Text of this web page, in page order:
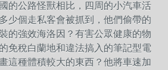
的公路怪獸相比，四周的小汽車活
少個走私客會被抓到，他們偷帶的
的強效海洛因？有害公眾健康的物
免稅白蘭地和違法搞入的筆記型電
這種體積較大的東西？他將車速加